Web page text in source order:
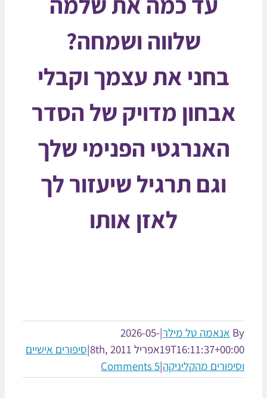
שלווה ושמחה?
בחני את עצמך וקבלי
אבחון מדויק של הסדר
האנרגטי הפנימי שלך
וגם תרגיל שיעזור לך
לאזן אותו
אנאמה טל מילר|
2026-05-
אפריל 8th, 2011 |סיפורים אישיים
מהקליניקה|
5 Comments